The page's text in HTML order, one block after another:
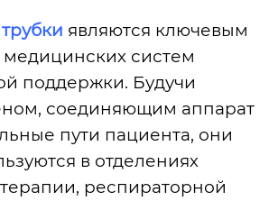
являются ключевым
систем
поддержки. Будучи
соединяющим аппарат
пути пациента, они
в отделениях
респираторной